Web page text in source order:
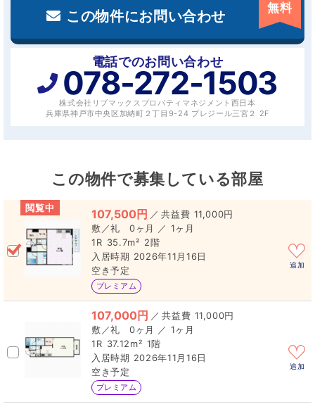
この物件にお問い合わせ 無料
電話でのお問い合わせ
078-272-1503
株式会社リブマックスプロパティマネジメント西日本
兵庫県神戸市中央区加納町２丁目9-24 プレジール三宮２ 2F
この物件で募集している部屋
107,500円 ／
11,000円
0ヶ月 ／ 1ヶ月
1R 35.7m² 2階
2026年11月16日
空き予定
プレミアム
閲覧中
追加
107,000円 ／
11,000円
0ヶ月 ／ 1ヶ月
1R 37.12m² 1階
2026年11月16日
空き予定
プレミアム
追加